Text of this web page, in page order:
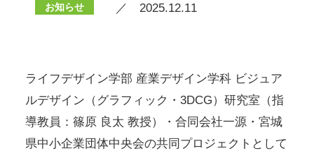
お知らせ ／ 2025.12.11
ライフデザイン学部 産業デザイン学科 ビジュア
ルデザイン（グラフィック・3DCG）研究室（指
導教員：篠原 良太 教授）・合同会社一源・宮城
県中小企業団体中央会の共同プロジェクトとして